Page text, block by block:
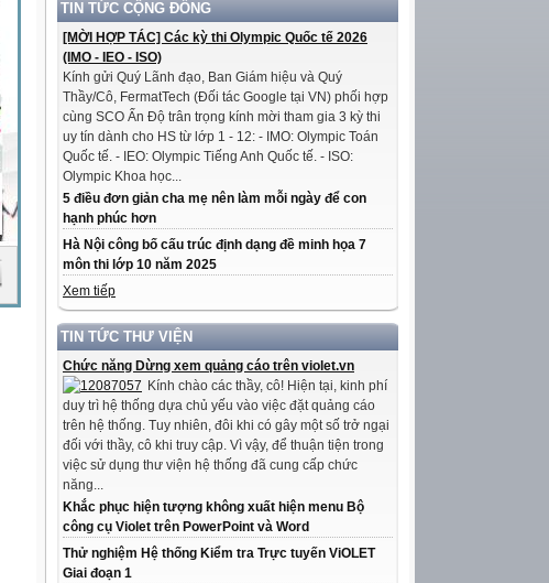
TIN TỨC CỘNG ĐỒNG
[MỜI HỢP TÁC] Các kỳ thi Olympic Quốc tế 2026
(IMO - IEO - ISO)
Kính gửi Quý Lãnh đạo, Ban Giám hiệu và Quý
Thầy/Cô, FermatTech (Đối tác Google tại VN) phối hợp
cùng SCO Ấn Độ trân trọng kính mời tham gia 3 kỳ thi
uy tín dành cho HS từ lớp 1 - 12: - IMO: Olympic Toán
Quốc tế. - IEO: Olympic Tiếng Anh Quốc tế. - ISO:
Olympic Khoa học...
5 điều đơn giản cha mẹ nên làm mỗi ngày để con
hạnh phúc hơn
Hà Nội công bố cấu trúc định dạng đề minh họa 7
môn thi lớp 10 năm 2025
Xem tiếp
TIN TỨC THƯ VIỆN
Chức năng Dừng xem quảng cáo trên violet.vn
Kính chào các thầy, cô! Hiện tại, kinh phí
duy trì hệ thống dựa chủ yếu vào việc đặt quảng cáo
trên hệ thống. Tuy nhiên, đôi khi có gây một số trở ngại
đối với thầy, cô khi truy cập. Vì vậy, để thuận tiện trong
việc sử dụng thư viện hệ thống đã cung cấp chức
năng...
Khắc phục hiện tượng không xuất hiện menu Bộ
công cụ Violet trên PowerPoint và Word
Thử nghiệm Hệ thống Kiểm tra Trực tuyến ViOLET
Giai đoạn 1